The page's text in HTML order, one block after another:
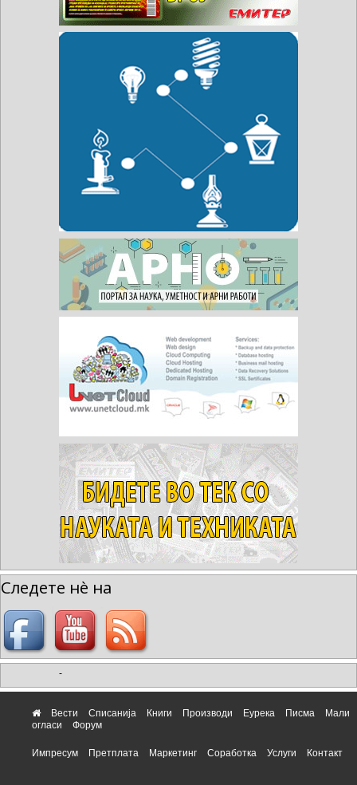
Следете нè на
-
Вести Списанија Книги Производи Еурека Писма
Мали
огласи
Форум
Импресум Претплата Маркетинг Соработка Услуги Контакт